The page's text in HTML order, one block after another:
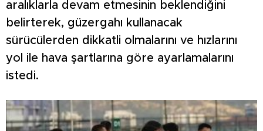
aralıklarla devam etmesinin beklendiğini
belirterek, güzergahı kullanacak
sürücülerden dikkatli olmalarını ve hızlarını
yol ile hava şartlarına göre ayarlamalarını
istedi.